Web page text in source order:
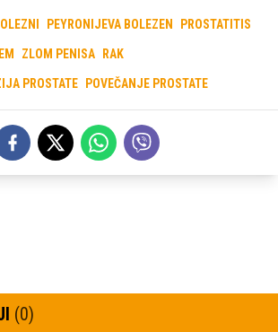
PEYRONIJEVA BOLEZEN PROSTATITIS
ZLOM PENISA RAK
PROSTATE POVEČANJE PROSTATE
(0)